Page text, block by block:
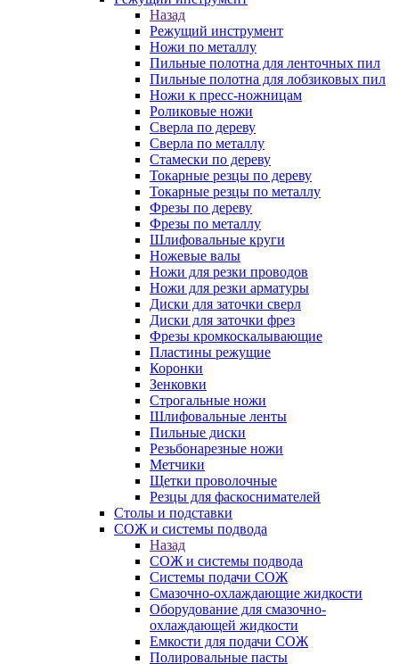
Назад
Режущий инструмент
Ножи по металлу
Пильные полотна для ленточных пил
Пильные полотна для лобзиковых пил
Ножи к пресс-ножницам
Роликовые ножи
Сверла по дереву
Сверла по металлу
Стамески по дереву
Токарные резцы по дереву
Токарные резцы по металлу
Фрезы по дереву
Фрезы по металлу
Шлифовальные круги
Ножевые валы
Ножи для резки проводов
Ножи для резки арматуры
Диски для заточки сверл
Диски для заточки фрез
Фрезы кромкоскалывающие
Пластины режущие
Коронки
Зенковки
Строгальные ножи
Шлифовальные ленты
Пильные диски
Резьбонарезные ножи
Метчики
Щетки проволочные
Резцы для фаскоснимателей
Столы и подставки
СОЖ и системы подвода
Назад
СОЖ и системы подвода
Системы подачи СОЖ
Смазочно-охлаждающие жидкости
Оборудование для смазочно-
охлаждающей жидкости
Емкости для подачи СОЖ
Полировальные пасты